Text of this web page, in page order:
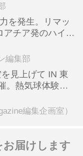
を発生。リマッ
アチア発のハイパ
編集部
見上げて IN 東
。熱気球体験搭
編集企画室）
お届けします